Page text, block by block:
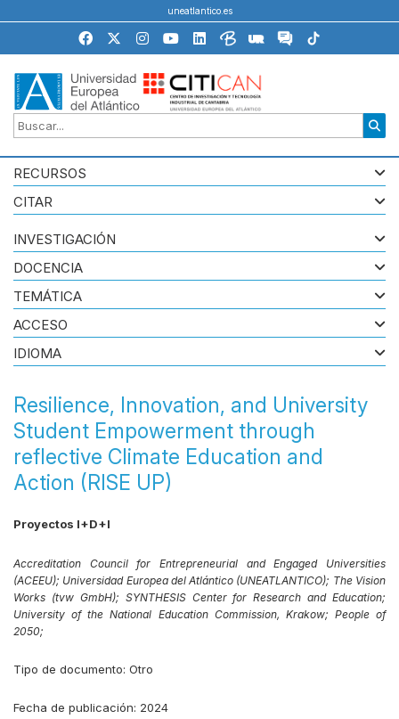
uneatlantico.es
RECURSOS
CITAR
Resilience, Innovation, and University
Student Empowerment through
reflective Climate Education and
Action (RISE UP)
Proyectos I+D+I
Accreditation Council for Entrepreneurial and Engaged Universities
(ACEEU); Universidad Europea del Atlántico (UNEATLANTICO); The Vision
Works (tvw GmbH); SYNTHESIS Center for Research and Education;
University of the National Education Commission, Krakow; People of
2050;
Tipo de documento: Otro
Fecha de publicación: 2024
INVESTIGACIÓN
DOCENCIA
TEMÁTICA
ACCESO
IDIOMA